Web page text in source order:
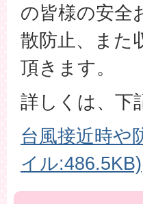
の皆様の安全
散防止、また
頂きます。
詳しくは、下
台風接近時や
イル:486.5KB)